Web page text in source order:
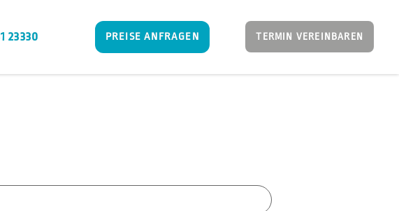
23330 PREISE ANFRAGEN TERMIN VEREINBAREN